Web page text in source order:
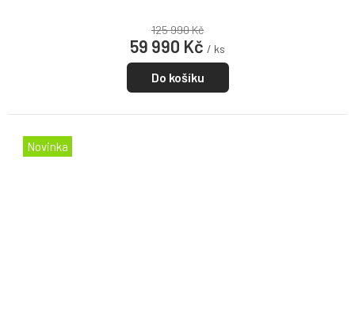
125 990 Kč
59 990 Kč / ks
Do košíku
Novinka